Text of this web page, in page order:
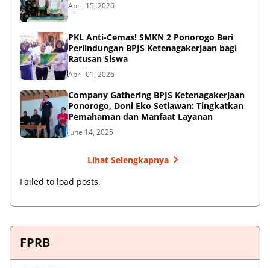
April 15, 2026
PKL Anti-Cemas! SMKN 2 Ponorogo Beri
Perlindungan BPJS Ketenagakerjaan bagi
Ratusan Siswa
April 01, 2026
Company Gathering BPJS Ketenagakerjaan
Ponorogo, Doni Eko Setiawan: Tingkatkan
Pemahaman dan Manfaat Layanan
June 14, 2025
Lihat Selengkapnya
Failed to load posts.
FPRB